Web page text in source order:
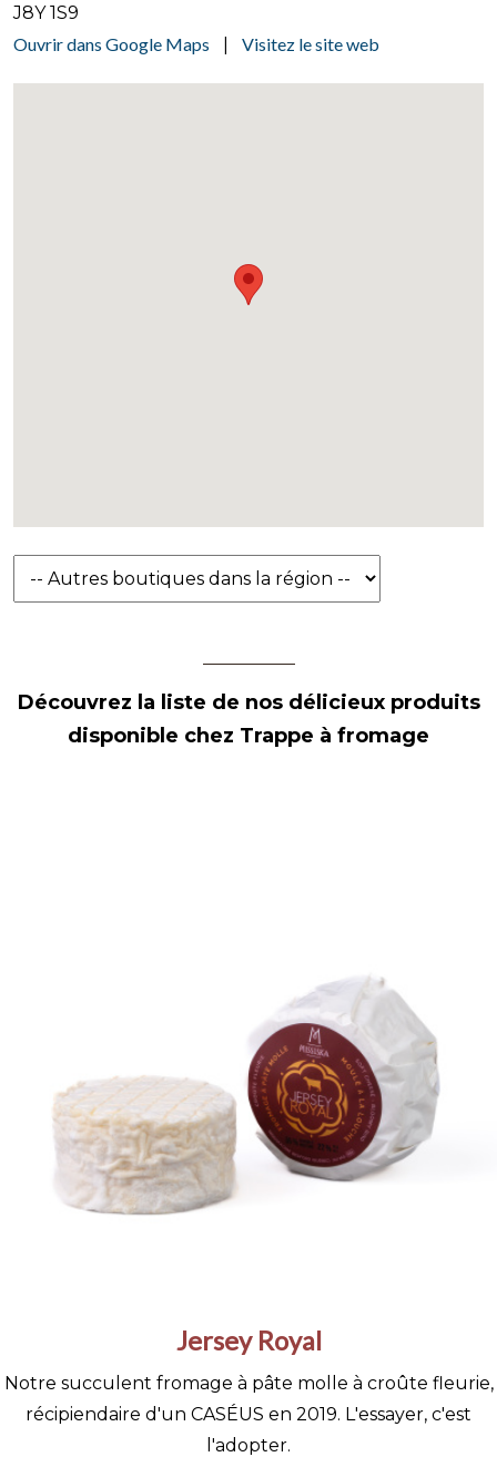
J8Y 1S9
Ouvrir dans Google Maps
Visitez le site web
Découvrez la liste de nos délicieux produits
disponible chez Trappe à fromage
Jersey Royal
Notre succulent fromage à pâte molle à croûte fleurie,
récipiendaire d'un CASÉUS en 2019. L'essayer, c'est
l'adopter.